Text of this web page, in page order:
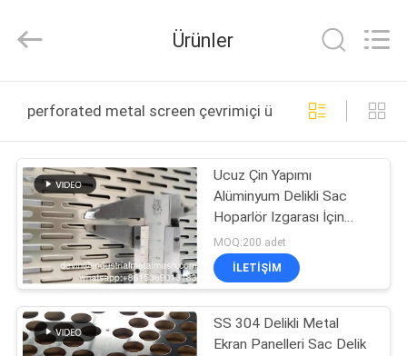
ÜRÜN:%
HAKKIMIZDA
FABRIKA
TURU
MFG
Rights
Ürünler
perforated metal screen çevrimiçi üretim
Ucuz Çin Yapımı
Alüminyum Delikli Sac
Hoparlör Izgarası İçin
Delikli Metal Ekran
MOQ:200 adet
İLETIŞIM
SS 304 Delikli Metal
Ekran Panelleri Sac Delik